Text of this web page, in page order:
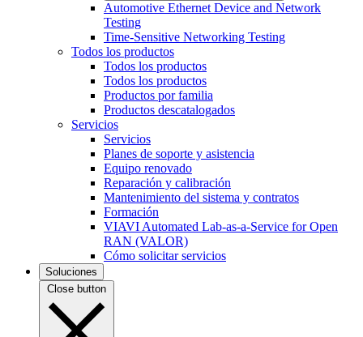
Automotive Ethernet Device and Network
Testing
Time-Sensitive Networking Testing
Todos los productos
Todos los productos
Todos los productos
Productos por familia
Productos descatalogados
Servicios
Servicios
Planes de soporte y asistencia
Equipo renovado
Reparación y calibración
Mantenimiento del sistema y contratos
Formación
VIAVI Automated Lab-as-a-Service for Open
RAN (VALOR)
Cómo solicitar servicios
Soluciones
Close button